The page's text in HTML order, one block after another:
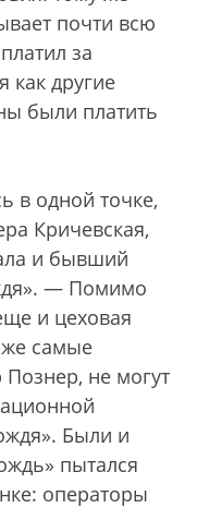
почти всю
за
как другие
были платить
в одной точке,
Кричевская,
и бывший
— Помимо
и цеховая
самые
не могут
Были и
пытался
операторы